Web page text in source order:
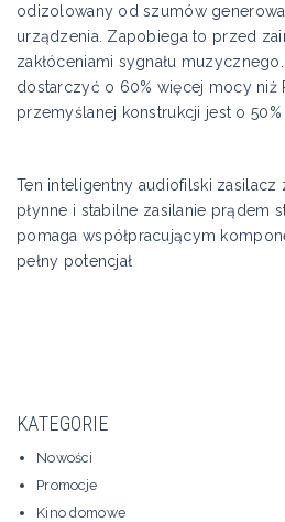
odizolowany od szumów
urządzenia. Zapobiega to przed
zakłóceniami sygnału
dostarczyć o 60% więcej mocy niż
przemyślanej konstrukcji jest o
Ten inteligentny audiofilski zasilacz
płynne i stabilne zasilanie prądem
pomaga współpracującym
pełny potencjał
KATEGORIE
Nowości
Promocje
Kino domowe